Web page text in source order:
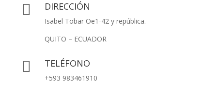
 DIRECCIÓN
Isabel Tobar Oe1-42 y república.
QUITO – ECUADOR
 TELÉFONO
+593 983461910